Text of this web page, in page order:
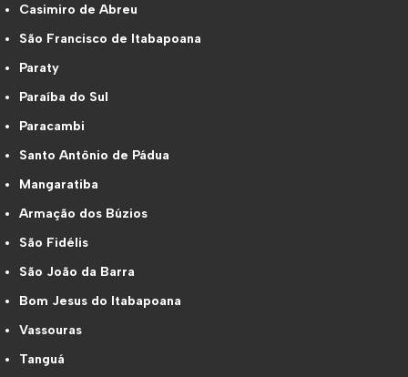
Casimiro de Abreu
São Francisco de Itabapoana
Paraty
Paraíba do Sul
Paracambi
Santo Antônio de Pádua
Mangaratiba
Armação dos Búzios
São Fidélis
São João da Barra
Bom Jesus do Itabapoana
Vassouras
Tanguá